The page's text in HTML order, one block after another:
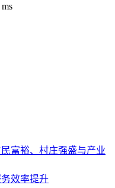
富裕、村庄强盛与产业
效率提升